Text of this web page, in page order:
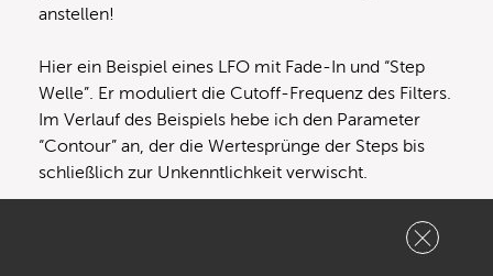
anstellen!
Hier ein Beispiel eines LFO mit Fade-In und “Step
Welle”. Er moduliert die Cutoff-Frequenz des Filters.
Im Verlauf des Beispiels hebe ich den Parameter
“Contour” an, der die Wertesprünge der Steps bis
schließlich zur Unkenntlichkeit verwischt.